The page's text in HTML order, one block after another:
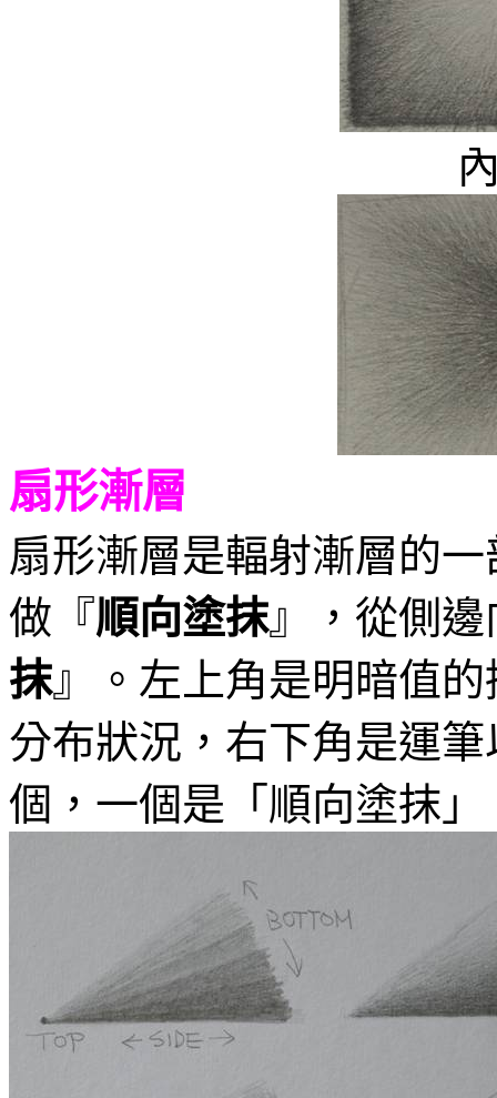
扇形漸層
扇形漸層是輻射漸層的
做『順向塗抹』，從側
抹』。左上角是明暗值
分布狀況，右下角是運
個，一個是「順向塗抹